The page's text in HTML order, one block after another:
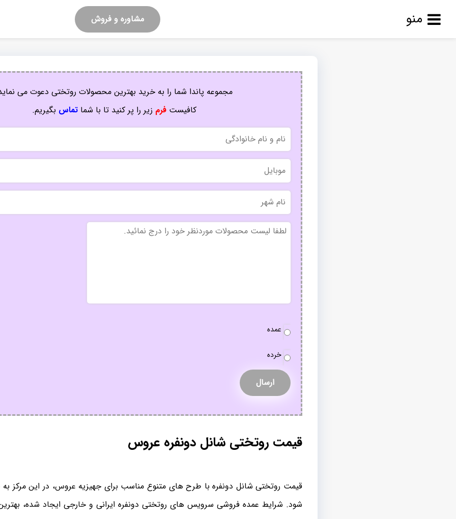
منو مشاوره و فروش
مجموعه پاندا شما را به خرید بهترین محصولات روتختی دعوت می
کافیستفرم زیر را پر کنید تا با شماتماس بگیریم.
و
نام
خانوادگی
موبایل
نام
شهر
بدون
عنوان
عمده
خرده
قیمت روتختی شانل دونفره عروس
قیمت روتختی شانل دونفره با طرح های متنوع مناسب برای جهیزیه عروس، در این مرکز به
شود. شرایط عمده فروشی سرویس های روتختی دونفره ایرانی و خارجی ایجاد شده،